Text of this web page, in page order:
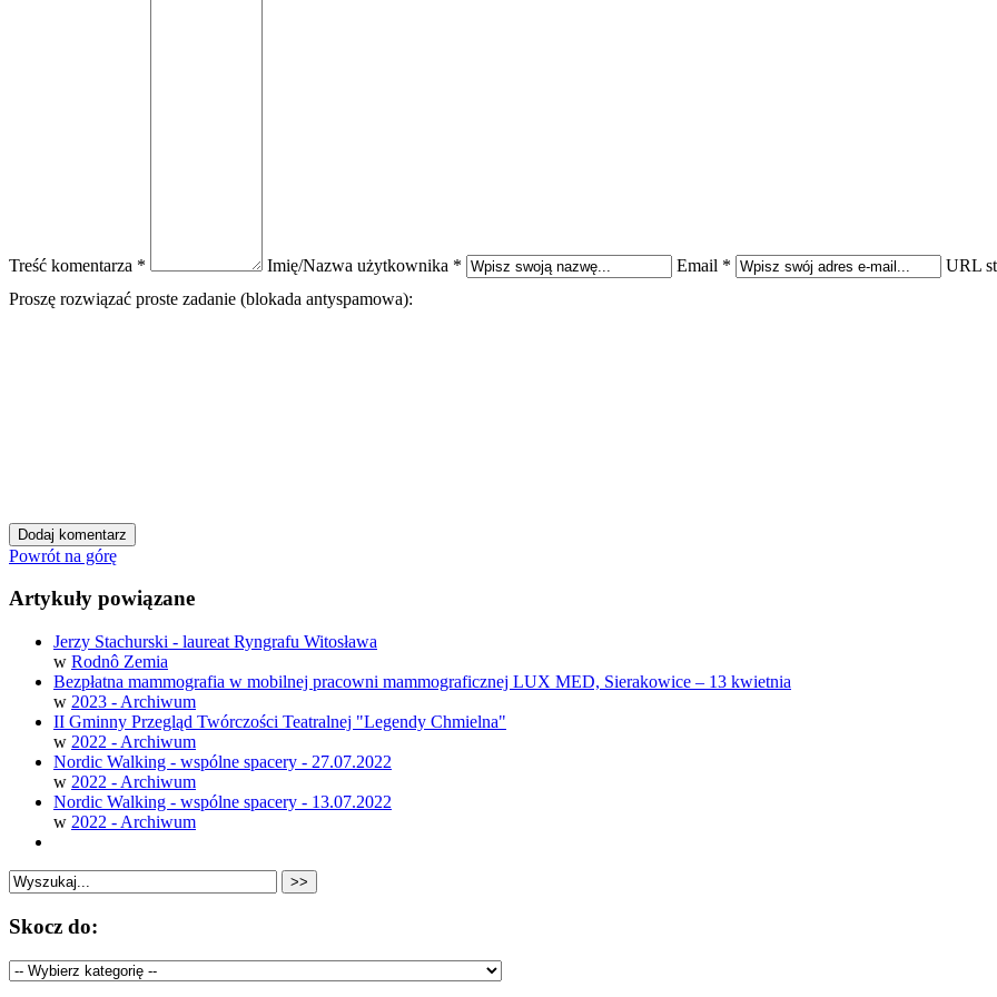
Treść komentarza * Imię/Nazwa użytkownika * Email *
URL
Proszę rozwiązać proste zadanie (blokada antyspamowa):
Powrót na górę
Artykuły powiązane
Jerzy Stachurski - laureat Ryngrafu Witosława
w Rodnô Zemia
Bezpłatna mammografia w mobilnej pracowni mammograficznej LUX MED, Sierakowice – 13 kwietnia
w 2023 - Archiwum
II Gminny Przegląd Twórczości Teatralnej "Legendy Chmielna"
w 2022 - Archiwum
Nordic Walking - wspólne spacery - 27.07.2022
w 2022 - Archiwum
Nordic Walking - wspólne spacery - 13.07.2022
w 2022 - Archiwum
Skocz do: